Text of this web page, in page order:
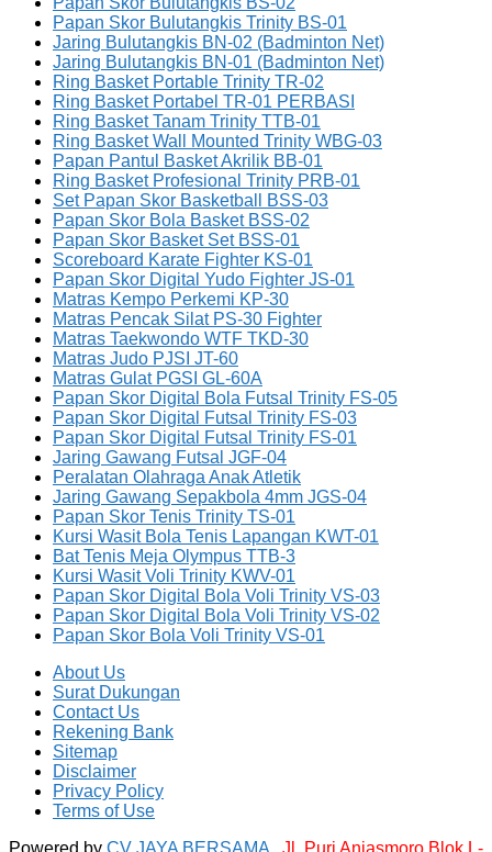
Papan Skor Bulutangkis Trinity BS-01
Jaring Bulutangkis BN-02 (Badminton Net)
Jaring Bulutangkis BN-01 (Badminton Net)
Ring Basket Portable Trinity TR-02
Ring Basket Portabel TR-01 PERBASI
Ring Basket Tanam Trinity TTB-01
Ring Basket Wall Mounted Trinity WBG-03
Papan Pantul Basket Akrilik BB-01
Ring Basket Profesional Trinity PRB-01
Set Papan Skor Basketball BSS-03
Papan Skor Bola Basket BSS-02
Papan Skor Basket Set BSS-01
Scoreboard Karate Fighter KS-01
Papan Skor Digital Yudo Fighter JS-01
Matras Kempo Perkemi KP-30
Matras Pencak Silat PS-30 Fighter
Matras Taekwondo WTF TKD-30
Matras Judo PJSI JT-60
Matras Gulat PGSI GL-60A
Papan Skor Digital Bola Futsal Trinity FS-05
Papan Skor Digital Futsal Trinity FS-03
Papan Skor Digital Futsal Trinity FS-01
Jaring Gawang Futsal JGF-04
Peralatan Olahraga Anak Atletik
Jaring Gawang Sepakbola 4mm JGS-04
Papan Skor Tenis Trinity TS-01
Kursi Wasit Bola Tenis Lapangan KWT-01
Bat Tenis Meja Olympus TTB-3
Kursi Wasit Voli Trinity KWV-01
Papan Skor Digital Bola Voli Trinity VS-03
Papan Skor Digital Bola Voli Trinity VS-02
Papan Skor Bola Voli Trinity VS-01
About Us
Surat Dukungan
Contact Us
Rekening Bank
Sitemap
Disclaimer
Privacy Policy
Terms of Use
Powered by CV JAYA BERSAMA , Jl. Puri Anjasmoro Blok L-